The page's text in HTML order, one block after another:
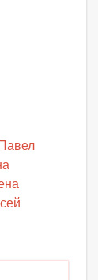
Павел